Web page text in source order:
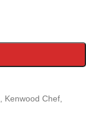
Kenwood Chef